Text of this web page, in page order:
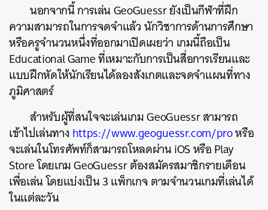
นอกจากนี้ การเล่น GeoGuessr ยังเป็นกีฬาที่ฝึก
ความสามารถในการจดจำแล้ว นักวิชาการด้านการศึกษา
หรือครูจำนวนหนึ่งที่ออกมาเปิดเผยว่า เกมนี้ถือเป็น
Educational Game ที่เหมาะกับการเป็นสื่อการเรียนและ
แบบฝึกหัดให้นักเรียนได้ลองสังเกตและจดจำแผนที่ทาง
ภูมิศาสตร์
สำหรับผู้ที่สนใจจะเล่นเกม GeoGuessr สามารถ
เข้าไปเล่นทางhttps://www.geoguessr.com/proหรือ
จะเล่นในโทรศัพท์ก็สามารถโหลดผ่าน iOS หรือ Play
Store โดยเกม GeoGuessr ต้องสมัครสมาชิกรายเดือน
เพื่อเล่น โดยแบ่งเป็น 3 แพ็กเกจ ตามจำนวนเกมที่เล่นได้
ในแต่ละวัน